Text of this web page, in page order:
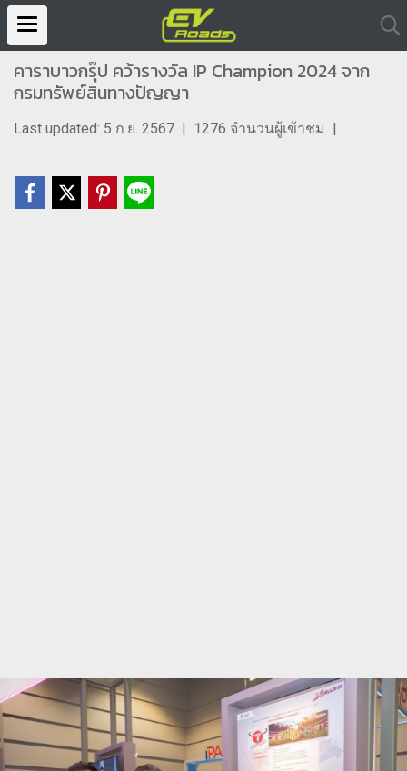
คาราบาวกรุ๊ป คว้ารางวัล IP Champion 2024 จาก
กรมทรัพย์สินทางปัญญา
Last updated: 5 ก.ย. 2567 | 1276 จำนวนผู้เข้าชม |